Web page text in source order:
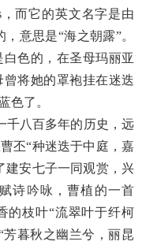
，而它的英文名字是由
意思是“海之朝露”。
色的，在圣母玛丽亚
将她的罩袍挂在迷迭
色了。
八百多年的历史，远
丕“种迷迭于中庭，嘉
建安七子一同观赏，兴
诗吟咏，曹植的一首
的枝叶“流翠叶于纤柯
暮秋之幽兰兮，丽昆